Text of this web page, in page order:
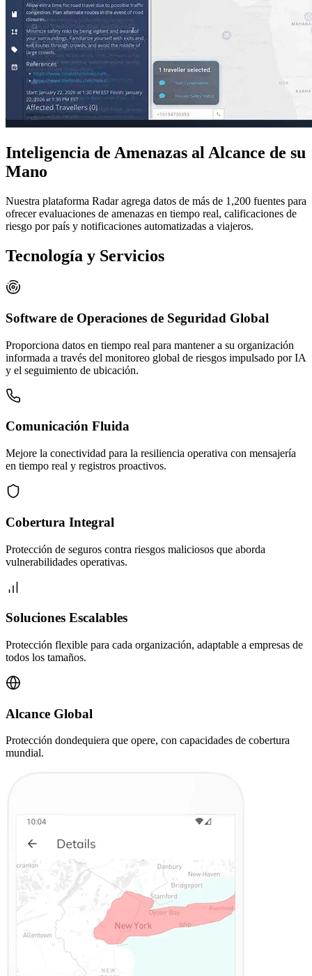
Inteligencia de Amenazas al Alcance de su
Mano
Nuestra plataforma Radar agrega datos de más de 1,200 fuentes para
ofrecer evaluaciones de amenazas en tiempo real, calificaciones de
riesgo por país y notificaciones automatizadas a viajeros.
Tecnología y Servicios
Software de Operaciones de Seguridad Global
Proporciona datos en tiempo real para mantener a su organización
informada a través del monitoreo global de riesgos impulsado por IA
y el seguimiento de ubicación.
Comunicación Fluida
Mejore la conectividad para la resiliencia operativa con mensajería
en tiempo real y registros proactivos.
Cobertura Integral
Protección de seguros contra riesgos maliciosos que aborda
vulnerabilidades operativas.
Soluciones Escalables
Protección flexible para cada organización, adaptable a empresas de
todos los tamaños.
Alcance Global
Protección dondequiera que opere, con capacidades de cobertura
mundial.